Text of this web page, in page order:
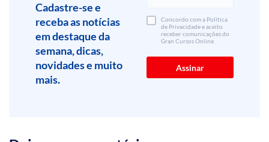
Cadastre-se e
receba as notícias
em destaque da
semana, dicas,
novidades e muito
mais.
Concordo com a Política
de Privacidade e aceito
receber comunicações do
Gran Cursos Online.